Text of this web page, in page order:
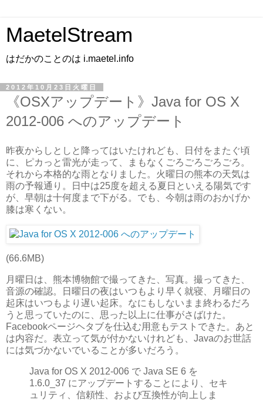
MaetelStream
はだかのことのは i.maetel.info
2012年10月23日火曜日
《OSXアップデート》Java for OS X
2012-006 へのアップデート
昨夜からしとしと降ってはいたけれども、日付をまたぐ頃
に、ピカっと雷光が走って、まもなくごろごろごろごろ。
それから本格的な雨となりました。火曜日の熊本の天気は
雨の予報通り。日中は25度を超える夏日といえる陽気です
が、早朝は十何度まで下がる。でも、今朝は雨のおかげか
膝は寒くない。
(66.6MB)
月曜日は、熊本博物館で撮ってきた、写真。撮ってきた、
音源の確認。日曜日の夜はいつもより早く就寝、月曜日の
起床はいつもより遅い起床。なにもしないまま終わるだろ
うと思っていたのに、思った以上に仕事がさばけた。
Facebookページヘタブを仕込む用意もテストできた。あと
は内容だ。表立って気が付かないけれども、Javaのお世話
には気づかないでいることが多いだろう。
Java for OS X 2012-006 で Java SE 6 を
1.6.0_37 にアップデートすることにより、セキ
ュリティ、信頼性、および互換性が向上しま